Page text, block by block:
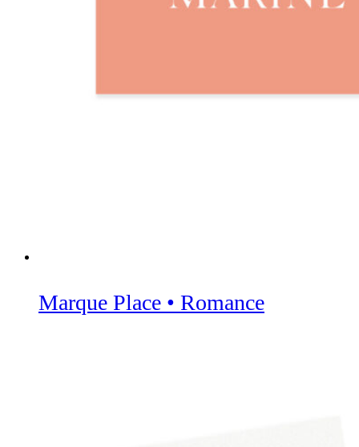
Marque Place • Romance